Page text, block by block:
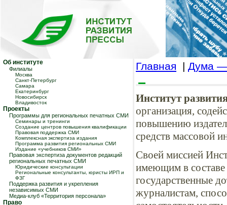
Об институте
Филиалы
Москва
Санкт-Петербург
Самара
Екатеринбург
Новосибирск
Владивосток
Проекты
Программы для региональных печатных СМИ
Семинары и тренинги
Создание центров повышения квалификации
Правовая поддержка СМИ
Комплексная экспертиза издания
Программа развития региональных СМИ
Издание «учебников СМИ»
Правовая экспертиза документов редакций
региональных печатных СМИ
Юридические консультации
Региональные консультанты, юристы ИРП и
ФЗГ
Поддержка развития и укрепления
независимых СМИ
Медиа-клуб «Территория персонала»
Право
Главная | Дума —
Институт
организация,
повышению
средств массовой
Своей миссией
имеющим в составе
государственные
журналистам,